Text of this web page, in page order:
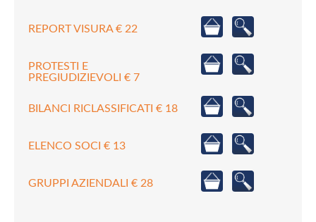
REPORT VISURA € 22
PROTESTI E
PREGIUDIZIEVOLI € 7
BILANCI RICLASSIFICATI € 18
ELENCO SOCI € 13
GRUPPI AZIENDALI € 28